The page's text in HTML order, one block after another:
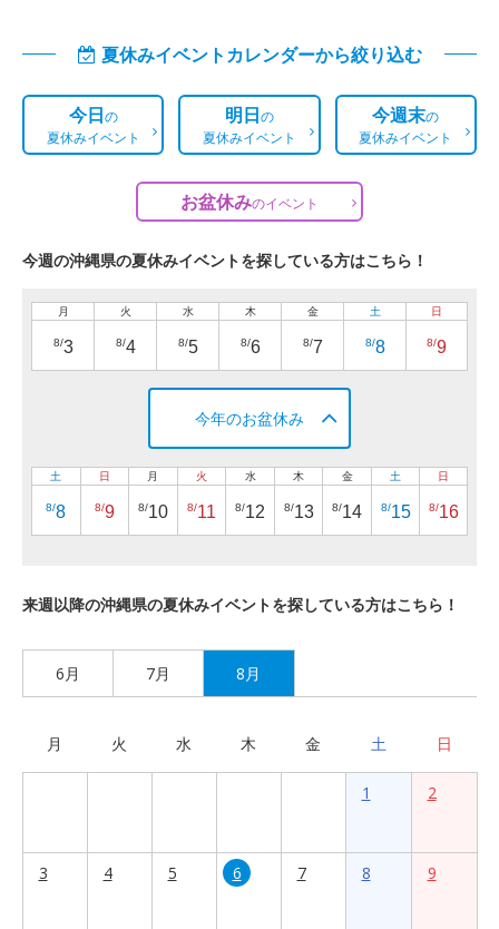
夏休みイベントカレンダーから絞り込む
今日の
夏休みイベント
明日の
夏休みイベント
今週末の
夏休みイベント
お盆休みのイベント
今週の沖縄県の夏休みイベントを探している方はこちら！
月
8/3
火
8/4
水
8/5
木
8/6
金
8/7
土
8/8
日
8/9
今年のお盆休み
土
8/8
日
8/9
月
8/10
火
8/11
水
8/12
木
8/13
金
8/14
土
8/15
日
8/16
来週以降の沖縄県の夏休みイベントを探している方はこちら！
6月 7月 8月
月 火 水 木 金 土 日
1 2
3 4 5 6 7 8 9